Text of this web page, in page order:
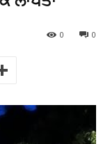
0
0